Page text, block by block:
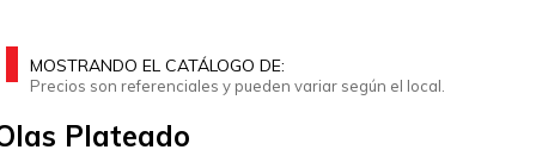
MOSTRANDO EL CATÁLOGO DE:
Precios son referenciales y pueden variar según el local.
Plateado